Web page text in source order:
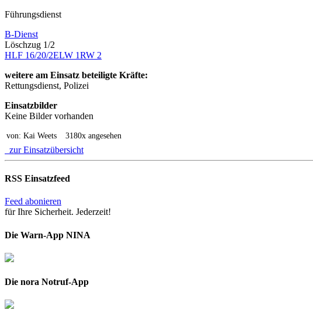
Führungsdienst
B-Dienst
Löschzug 1/2
HLF 16/20/2ELW 1RW 2
weitere am Einsatz beteiligte Kräfte:
Rettungsdienst, Polizei
Einsatzbilder
Keine Bilder vorhanden
von: Kai Weets 3180x angesehen
zur Einsatzübersicht
RSS Einsatzfeed
Feed abonieren
für Ihre Sicherheit. Jederzeit!
Die Warn-App NINA
Die nora Notruf-App